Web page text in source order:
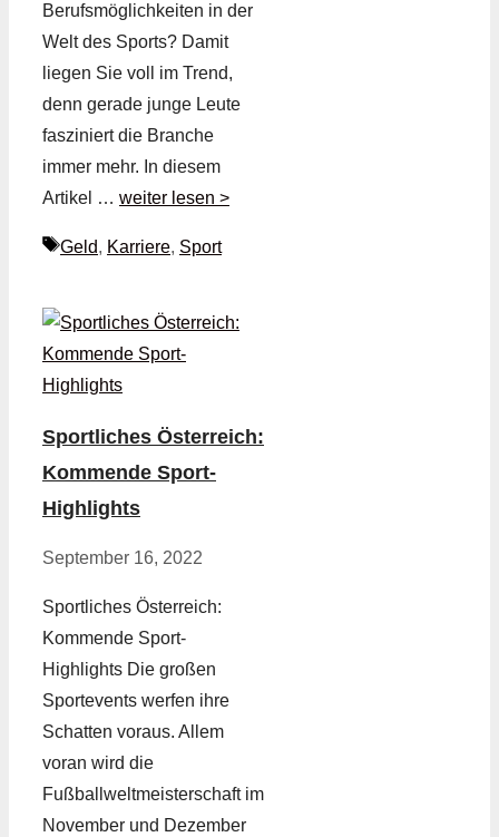
Berufsmöglichkeiten in der
Welt des Sports? Damit
liegen Sie voll im Trend,
denn gerade junge Leute
fasziniert die Branche
immer mehr. In diesem
Artikel … weiter lesen >
Schlagwörter
Geld, Karriere, Sport
Sportliches Österreich:
Kommende Sport-
Highlights
September 16, 2022
Sportliches Österreich:
Kommende Sport-
Highlights Die großen
Sportevents werfen ihre
Schatten voraus. Allem
voran wird die
Fußballweltmeisterschaft im
November und Dezember